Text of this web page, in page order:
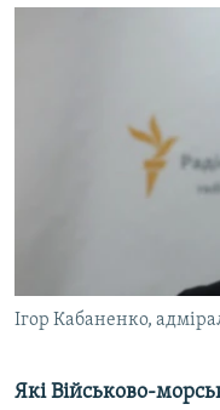
СВІДЧЕННЯ ОКУПАЦІЇ
УКРАЇНСЬКА ПРОБЛЕМА
Ігор Кабаненко,
Які Військово-